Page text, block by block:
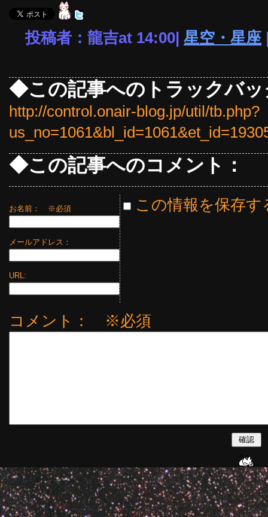
投稿者：龍吉at 14:00| 星空・星座
◆この記事へのトラックバッ
http://control.onair-blog.jp/util/tb.php?
◆この記事へのコメント：
お名前： ※必須
メールアドレス：
URL:
この情報を保存す
コメント： ※必須